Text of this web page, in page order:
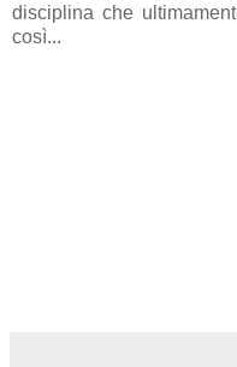
disciplina che
così...